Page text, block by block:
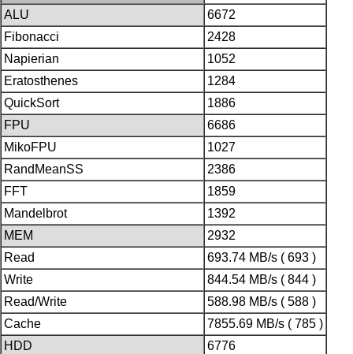
ALU
6672
Fibonacci
2428
Napierian
1052
Eratosthenes
1284
QuickSort
1886
FPU
6686
MikoFPU
1027
RandMeanSS
2386
FFT
1859
Mandelbrot
1392
MEM
2932
Read
693.74 MB/s ( 693 )
Write
844.54 MB/s ( 844 )
Read/Write
588.98 MB/s ( 588 )
Cache
7855.69 MB/s ( 785 )
HDD
6776